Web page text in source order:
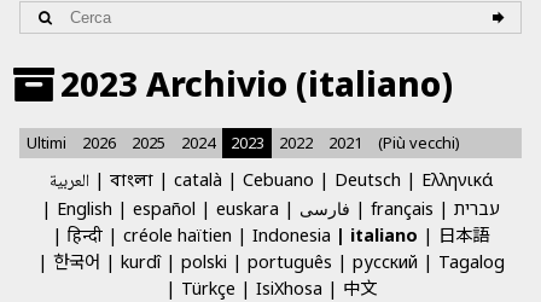
2023 Archivio (italiano)
Ultimi 2026 2025 2024 2023 2022 2021 (Più vecchi)
العربية বাংলা català Cebuano Deutsch
Ελληνικά
English
español euskara فارسی français
עברית
हिन्दी
créole haïtien Indonesia italiano
日本語
한국어
kurdî polski português русский
Tagalog
Türkçe
IsiXhosa 中文